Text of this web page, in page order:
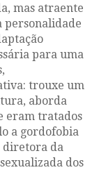
mas atraente
personalidade
para uma
trouxe um
aborda
eram tratados
a gordofobia
diretora da
dos